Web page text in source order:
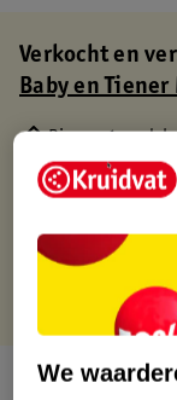
Verkocht en
Baby en Tiener
Binnen 1
Gratis
Gratis
Over dit
We